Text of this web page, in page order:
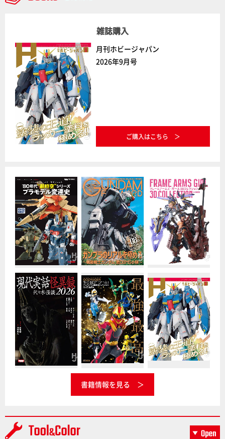
雑誌購入
月刊ホビージャパン
2026年9月号
ご購入はこちら
書籍情報を見る